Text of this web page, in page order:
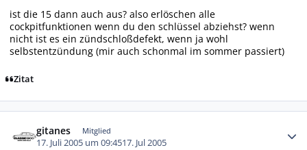
ist die 15 dann auch aus? also erlöschen alle
cockpitfunktionen wenn du den schlüssel abziehst? wenn
nicht ist es ein zündschloßdefekt, wenn ja wohl
selbstentzündung (mir auch schonmal im sommer passiert)
Zitat
gitanes Mitglied
17. Juli 2005 um 09:4517. Jul 2005